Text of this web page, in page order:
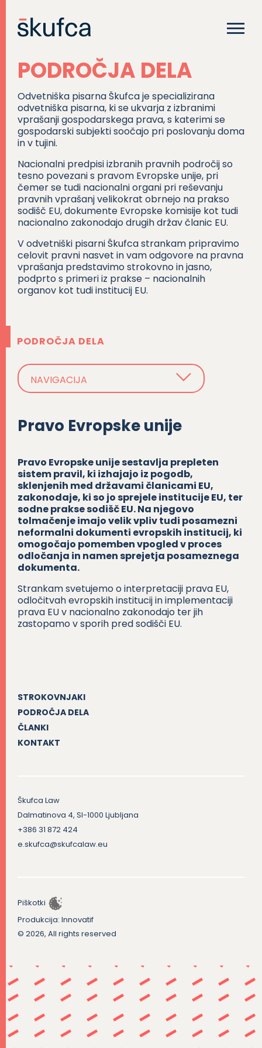
PODROČJA DELA
Odvetniška pisarna Škufca je specializirana
odvetniška pisarna, ki se ukvarja z izbranimi
vprašanji gospodarskega prava, s katerimi se
gospodarski subjekti soočajo pri poslovanju doma
in v tujini.
Nacionalni predpisi izbranih pravnih področij so
tesno povezani s pravom Evropske unije, pri
čemer se tudi nacionalni organi pri reševanju
pravnih vprašanj velikokrat obrnejo na prakso
sodišč EU, dokumente Evropske komisije kot tudi
nacionalno zakonodajo drugih držav članic EU.
V odvetniški pisarni Škufca strankam pripravimo
celovit pravni nasvet in vam odgovore na pravna
vprašanja predstavimo strokovno in jasno,
podprto s primeri iz prakse – nacionalnih
organov kot tudi institucij EU.
PODROČJA DELA
NAVIGACIJA
Pravo Evropske unije
Pravo Evropske unije sestavlja prepleten
sistem pravil, ki izhajajo iz pogodb,
sklenjenih med državami članicami EU,
zakonodaje, ki so jo sprejele institucije EU, ter
sodne prakse sodišč EU. Na njegovo
tolmačenje imajo velik vpliv tudi posamezni
neformalni dokumenti evropskih institucij, ki
omogočajo pomemben vpogled v proces
odločanja in namen sprejetja posameznega
dokumenta.
Strankam svetujemo o interpretaciji prava EU,
odločitvah evropskih institucij in implementaciji
prava EU v nacionalno zakonodajo ter jih
zastopamo v sporih pred sodišči EU.
STROKOVNJAKI
PODROČJA DELA
ČLANKI
KONTAKT
Škufca Law
Dalmatinova 4, SI-1000 Ljubljana
+386 31 872 424
e.skufca@skufcalaw.eu
Piškotki
Produkcija: Innovatif
© 2026, All rights reserved